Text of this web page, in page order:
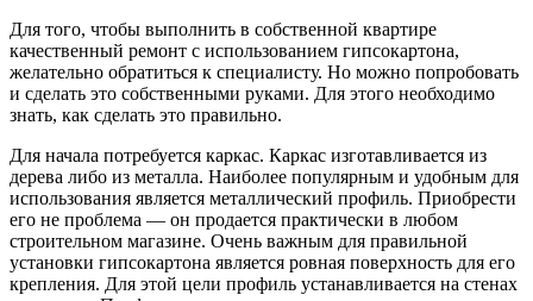
Для того, чтобы выполнить в собственной квартире
качественный ремонт с использованием гипсокартона,
желательно обратиться к специалисту. Но можно попробовать
и сделать это собственными руками. Для этого необходимо
знать, как сделать это правильно.
Для начала потребуется каркас. Каркас изготавливается из
дерева либо из металла. Наиболее популярным и удобным для
использования является металлический профиль. Приобрести
его не проблема — он продается практически в любом
строительном магазине. Очень важным для правильной
установки гипсокартона является ровная поверхность для его
крепления. Для этой цели профиль устанавливается на стенах